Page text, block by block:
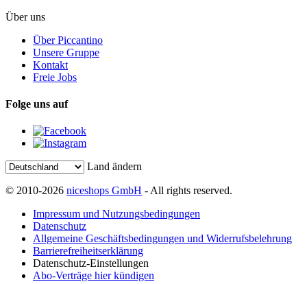
Über uns
Über Piccantino
Unsere Gruppe
Kontakt
Freie Jobs
Folge uns auf
Land ändern
© 2010-2026 niceshops GmbH - All rights reserved.
Impressum und Nutzungsbedingungen
Datenschutz
Allgemeine Geschäftsbedingungen und Widerrufsbelehrung
Barrierefreiheitserklärung
Datenschutz-Einstellungen
Abo-Verträge hier kündigen